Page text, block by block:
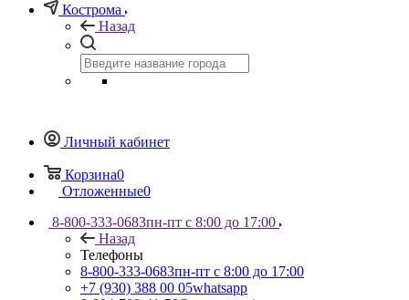
Кострома
Назад
Личный кабинет
Корзина0
Отложенные0
8-800-333-0683пн-пт с 8:00 до 17:00
Назад
Телефоны
8-800-333-0683пн-пт с 8:00 до 17:00
+7 (930) 388 00 05whatsapp